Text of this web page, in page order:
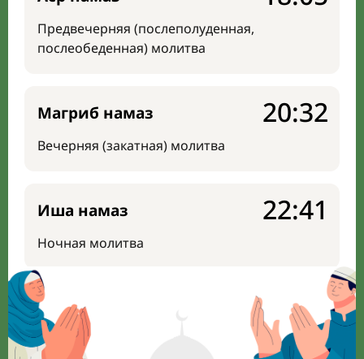
Предвечерняя (послеполуденная,
послеобеденная) молитва
Магриб намаз
Вечерняя (закатная) молитва
20:32
Иша намаз
Ночная молитва
22:41